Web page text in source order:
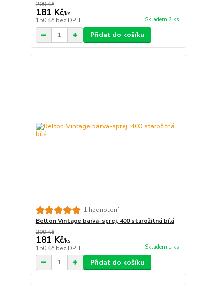
209 Kč
181 Kč/ks
150 Kč bez DPH Skladem 2 ks
Přidat do košíku
1 hodnocení
Belton Vintage barva-sprej, 400 starožitná bílá
209 Kč
181 Kč/ks
150 Kč bez DPH Skladem 1 ks
Přidat do košíku